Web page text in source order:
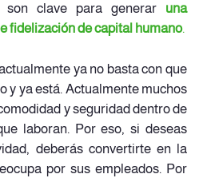
son clave para generar una
fidelización de capital humano.
ya no basta con que
y ya está. Actualmente muchos
y seguridad dentro de
laboran. Por eso, si deseas
deberás convertirte en la
por sus empleados. Por